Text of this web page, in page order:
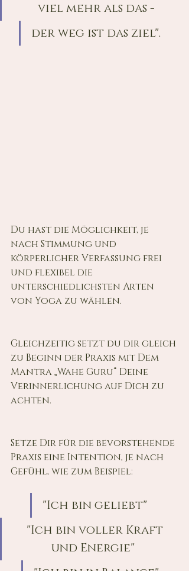
viel mehr als das -
der weg ist das ziel".
Du hast die Möglichkeit, je
nach Stimmung und
körperlicher Verfassung frei
und flexibel die
unterschiedlichsten Arten
von Yoga zu wählen.
Gleichzeitig setzt du dir gleich
zu Beginn der Praxis mit Dem
Mantra „Wahe Guru“ Deine
Verinnerlichung auf Dich zu
achten.
Setze Dir für die bevorstehende
Praxis eine Intention, je nach
Gefühl, wie zum Beispiel:
"Ich bin geliebt"
"Ich bin voller Kraft
und Energie"